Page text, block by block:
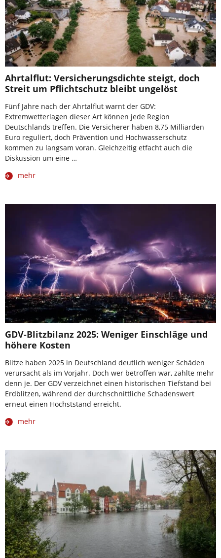
Ahrtalflut: Versicherungsdichte steigt, doch
Streit um Pflichtschutz bleibt ungelöst
Fünf Jahre nach der Ahrtalflut warnt der GDV:
Extremwetterlagen dieser Art können jede Region
Deutschlands treffen. Die Versicherer haben 8,75 Milliarden
Euro reguliert, doch Prävention und Hochwasserschutz
kommen zu langsam voran. Gleichzeitig etfacht auch die
Diskussion um eine …
mehr
GDV-Blitzbilanz 2025: Weniger Einschläge und
höhere Kosten
Blitze haben 2025 in Deutschland deutlich weniger Schäden
verursacht als im Vorjahr. Doch wer betroffen war, zahlte mehr
denn je. Der GDV verzeichnet einen historischen Tiefstand bei
Erdblitzen, während der durchschnittliche Schadenswert
erneut einen Höchststand erreicht.
mehr